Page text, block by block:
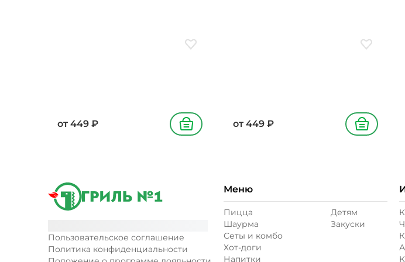
Добавить в избранное
от 449 ₽ В корзину
Добавить в
от 449 ₽ В корзину
Пользовательское соглашение
Политика конфиденциальности
Меню
Пицца
Шаурма
Сеты и комбо
Хот-доги
Напитки
Детям
Закуски